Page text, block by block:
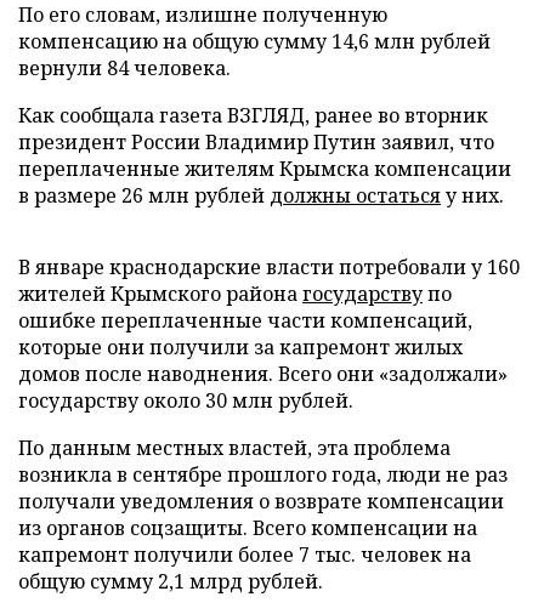
По его словам, излишне полученную
компенсацию на общую сумму 14,6 млн рублей
вернули 84 человека.
Как сообщала газета ВЗГЛЯД, ранее во вторник
президент России Владимир Путин заявил, что
переплаченные жителям Крымска компенсации
в размере 26 млн рублей должны остатьсяу них.
В январе краснодарские власти потребовали у 160
жителей Крымского районагосударствупо
ошибке переплаченные части компенсаций,
которые они получили за капремонт жилых
домов после наводнения. Всего они «задолжали»
государству около 30 млн рублей.
По данным местных властей, эта проблема
возникла в сентябре прошлого года, люди не раз
получали уведомления о возврате компенсации
из органов соцзащиты. Всего компенсации на
капремонт получили более 7 тыс. человек на
общую сумму 2,1 млрд рублей.